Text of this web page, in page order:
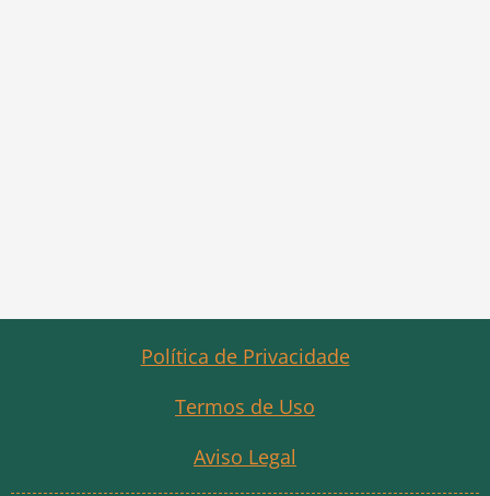
Política de Privacidade
Termos de Uso
Aviso Legal